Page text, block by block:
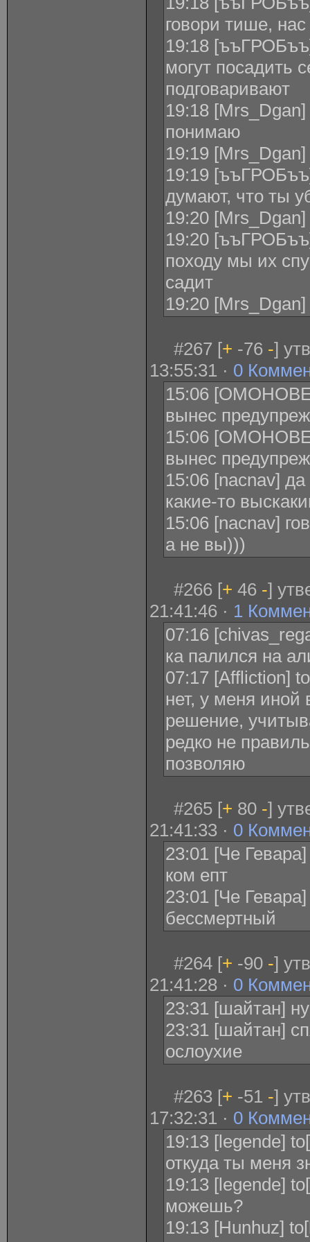
говори тише,
19:18
могут посадить
подговаривают
19:18
понимаю
19:19
19:19
думают, что ты
19:20
19:20
походу мы их
садит
19:20
#267 [+ -76 -]
13:55:31 · 0
15:06
вынес
15:06
вынес
15:06 [nacnav]
какие-то
15:06 [nacnav]
а не вы)))
#266 [+ 46 -]
21:41:46 · 1
07:16
ка палился на
07:17 [Affliction]
нет, у меня иной
решение,
редко не
позволяю
#265 [+ 80 -]
21:41:33 · 0
23:01 [Че
ком епт
23:01 [Че
бессмертный
#264 [+ -90 -]
21:41:28 · 0
23:31 [шайтан]
23:31 [шайтан]
ослоухие
#263 [+ -51 -]
17:32:31 · 0
19:13 [legende]
откуда ты меня
19:13 [legende]
можешь?
19:13 [Hunhuz]